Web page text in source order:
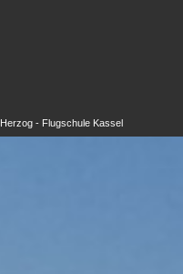
- Flugschule Kassel